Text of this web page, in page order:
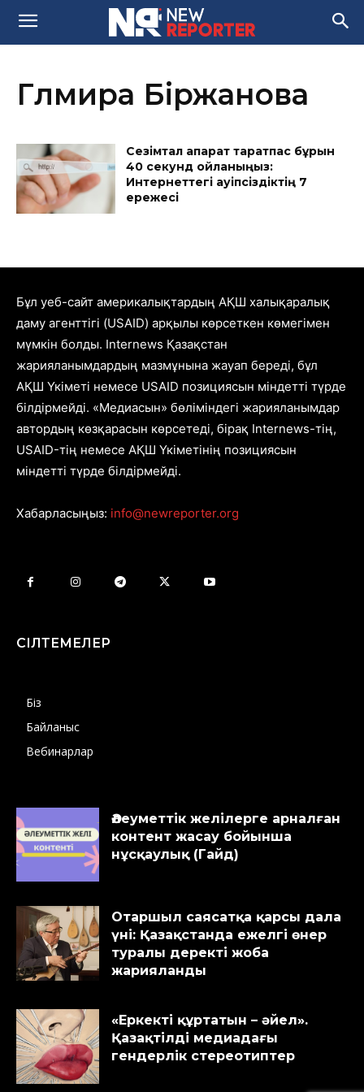
Гүлмира Біржанова
Сезімтал ақпарат таратпас бұрын
40 секунд ойланыңыз:
Интернеттегі қауіпсіздіктің 7
ережесі
Бұл уеб-сайт америкалықтардың АҚШ халықаралық
даму агенттігі (USAID) арқылы көрсеткен көмегімен
мүмкін болды. Internews Қазақстан
жарияланымдардың мазмұнына жауап береді, бұл
АҚШ Үкіметі немесе USAID позициясын міндетті түрде
білдірмейді. «Медиасын» бөліміндегі жарияланымдар
автордың көзқарасын көрсетеді, бірақ Internews-тің,
USAID-тің немесе АҚШ Үкіметінің позициясын
міндетті түрде білдірмейді.
Хабарласыңыз: info@newreporter.org
СІЛТЕМЕЛЕР
Біз
Байланыс
Вебинарлар
Әлеуметтік желілерге арналған
контент жасау бойынша
нұсқаулық (Гайд)
Отаршыл саясатқа қарсы дала
үні: Қазақстанда ежелгі өнер
туралы деректі жоба
жарияланды
«Еркекті құртатын – әйел».
Қазақтілді медиадағы
гендерлік стереотиптер